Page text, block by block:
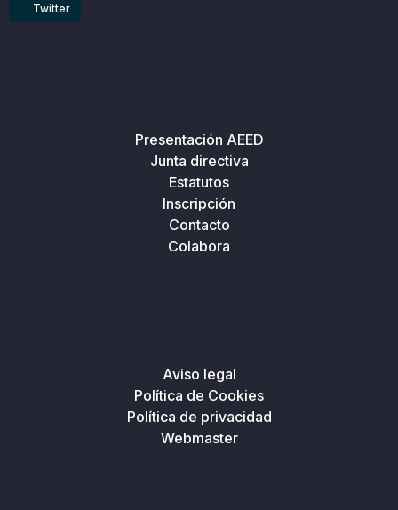
Twitter
Presentación AEED
Junta directiva
Estatutos
Inscripción
Contacto
Colabora
Aviso legal
Política de Cookies
Política de privacidad
Webmaster